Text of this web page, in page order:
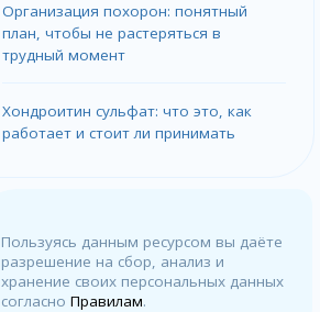
Организация похорон: понятный
план, чтобы не растеряться в
трудный момент
Хондроитин сульфат: что это, как
работает и стоит ли принимать
Пользуясь данным ресурсом вы даёте
разрешение на сбор, анализ и
хранение своих персональных данных
согласноПравилам.